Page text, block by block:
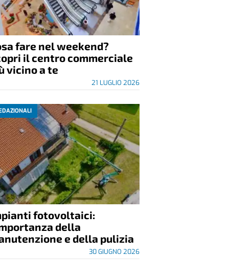
fare nel weekend?
il centro commerciale
vicino a te
21 LUGLIO 2026
fotovoltaici:
della
e della pulizia
30 GIUGNO 2026